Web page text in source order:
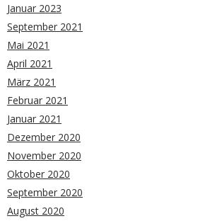
Januar 2023
September 2021
Mai 2021
April 2021
März 2021
Februar 2021
Januar 2021
Dezember 2020
November 2020
Oktober 2020
September 2020
August 2020